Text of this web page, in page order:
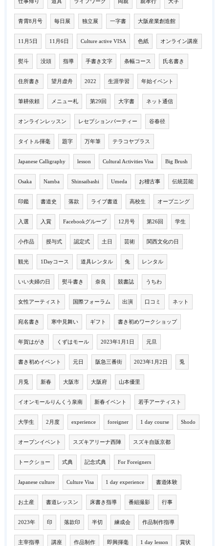
仕事帰り 道具 ライフワーク 両親 親孝行 大字
青霄8月号 毎日展 独立展 一字書 大阪産業創造館
11月5日 11月6日 Culture active VISA 色紙 オンライン講座
熨斗 没頭 指導 手書き文字 条幅コース 氏名書き
住所書き 望月虚舟 2022 生涯学習 年始イベント
筆耕依頼 メニュー札 第29回 大字書 ネット通信
オンラインレッスン レセプションパーティー 谷春径
タイトル揮毫 題字 万年筆 テラコヤプラス
Japanese Calligraphy lesson Cultural Activities Visa Big Brush
Osaka Namba Shinsaibashi Umeda お稽古事 伝統芸能
印鑑 書道史 落款 ライブ書道 高校生 オープニング
入選 入賞 Facebookグループ 12月号 第26回 学生
小作品 授与式 認定式 土日 芸術 関西文化の日
観光 1Dayコース 道具レンタル 兔 レンタル
いい夫婦の日 熨斗書き 奈良 競書誌 うちわ
女性アーティスト 国際フォーラム 出演 口コミ ネット
宛名書き 寒中見舞い ギフト 書き初めワークショップ
年賀はがき くずはモール 2023年1月1日 元旦
書き初めイベント 元日 阪急三番街 2023年1月2日 兎
月兎 新春 大阪市 大阪府 山本優里
イオンモールりんくう泉南 新春イベント 若手アーティスト
大学生 2月度 experience foreigner 1 day course Shodo
オープンイベント スズキアリーナ西陣 スズキ自販京都
トークショー 式典 記念式典 For Foreigners
Japanese culture Culture Visa 1 day experience 書道体験
お土産 書道レッスン 床書き指導 番組撮影 行事
2023年 印 落款印 半切 練成会 作品制作指導
主宰指導 講座 作品制作 即興揮毫 1 day lesson 賞状